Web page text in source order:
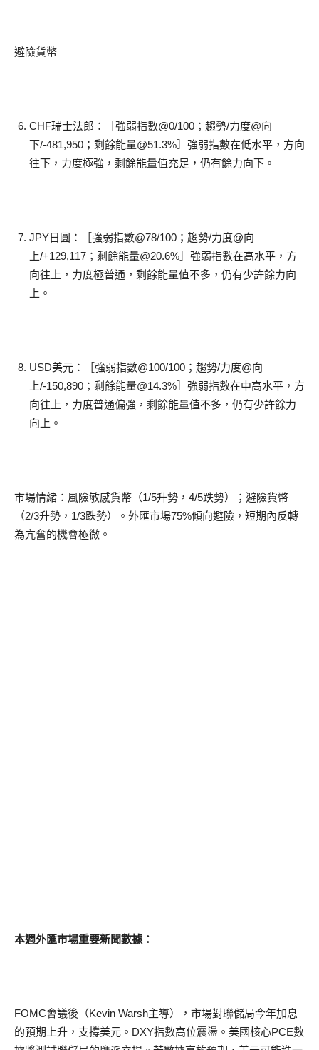
避險貨幣
CHF瑞士法郎：［強弱指數@0/100；趨勢/力度@向
下/-481,950；剩餘能量@51.3%］強弱指數在低水平，方向
往下，力度極強，剩餘能量值充足，仍有餘力向下。
JPY日圓：［強弱指數@78/100；趨勢/力度@向
上/+129,117；剩餘能量@20.6%］強弱指數在高水平，方
向往上，力度極普通，剩餘能量值不多，仍有少許餘力向
上。
USD美元：［強弱指數@100/100；趨勢/力度@向
上/-150,890；剩餘能量@14.3%］強弱指數在中高水平，方
向往上，力度普通偏強，剩餘能量值不多，仍有少許餘力
向上。
市場情緒：風險敏感貨幣（1/5升勢，4/5跌勢）；避險貨幣
（2/3升勢，1/3跌勢）。外匯市場75%傾向避險，短期內反轉
為亢奮的機會極微。
本週外匯市場重要新聞數據：
FOMC會議後（Kevin Warsh主導），市場對聯儲局今年加息
的預期上升，支撐美元。DXY指數高位震盪。美國核心PCE數